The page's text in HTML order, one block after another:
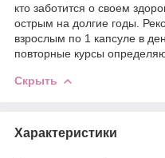
кто заботится о своем
острым на долгие годы.
взрослым по 1 капсуле в
повторные курсы
Скрыть
Характеристики